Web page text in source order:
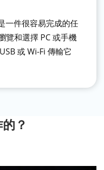
一件很容易完成的任
覽和選擇 PC 或手機
或 Wi-Fi 傳輸它
？